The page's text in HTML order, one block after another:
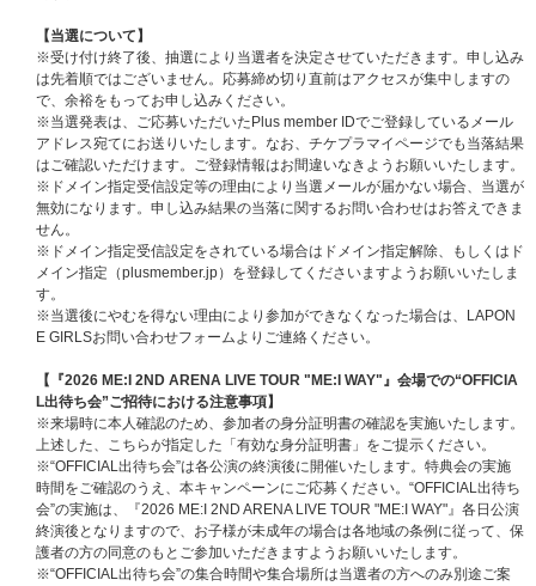
①応募抽選券(シリアルナンバー) 1枚
②ユニットトレーディングカード 1枚（全７種類から1枚ランダム封入）
③IDカード 1枚（全７種類から1枚ランダム封入）
【当選について】
※受け付け終了後、抽選により当選者を決定させていただきます。申し込み
は先着順ではございません。応募締め切り直前はアクセスが集中しますの
で、余裕をもってお申し込みください。
※当選発表は、ご応募いただいたPlus member IDでご登録しているメール
アドレス宛てにお送りいたします。なお、チケプラマイページでも当落結果
はご確認いただけます。ご登録情報はお間違いなきようお願いいたします。
※ドメイン指定受信設定等の理由により当選メールが届かない場合、当選が
無効になります。申し込み結果の当落に関するお問い合わせはお答えできま
せん。
※ドメイン指定受信設定をされている場合はドメイン指定解除、もしくはド
メイン指定（plusmember.jp）を登録してくださいますようお願いいたしま
す。
※当選後にやむを得ない理由により参加ができなくなった場合は、LAPON
E GIRLSお問い合わせフォームよりご連絡ください。
【『2026 ME:I 2ND ARENA LIVE TOUR "ME:I WAY"』会場での“OFFICIA
L出待ち会”ご招待における注意事項】
※来場時に本人確認のため、参加者の身分証明書の確認を実施いたします。
上述した、こちらが指定した「有効な身分証明書」をご提示ください。
※“OFFICIAL出待ち会”は各公演の終演後に開催いたします。特典会の実施
時間をご確認のうえ、本キャンペーンにご応募ください。“OFFICIAL出待ち
会”の実施は、『2026 ME:I 2ND ARENA LIVE TOUR "ME:I WAY"』各日公演
終演後となりますので、お子様が未成年の場合は各地域の条例に従って、保
護者の方の同意のもとご参加いただきますようお願いいたします。
※“OFFICIAL出待ち会”の集合時間や集合場所は当選者の方へのみ別途ご案